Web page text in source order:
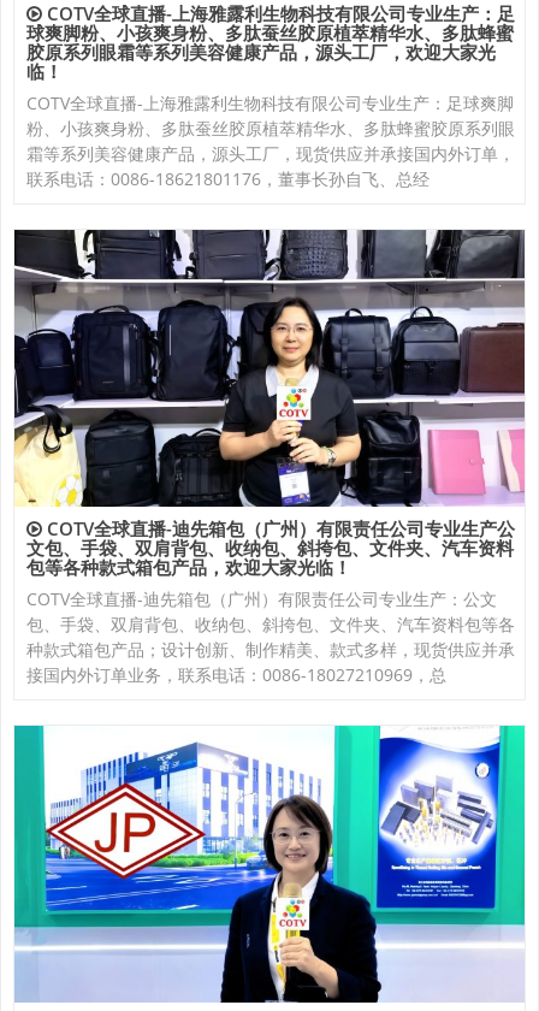
COTV全球直播-上海雅露利生物科技有限公司专业生产：足
球爽脚粉、小孩爽身粉、多肽蚕丝胶原植萃精华水、多肽蜂蜜
胶原系列眼霜等系列美容健康产品，源头工厂，欢迎大家光
临！
COTV全球直播-上海雅露利生物科技有限公司专业生产：足球爽脚
粉、小孩爽身粉、多肽蚕丝胶原植萃精华水、多肽蜂蜜胶原系列眼
霜等系列美容健康产品，源头工厂，现货供应并承接国内外订单，
联系电话：0086-18621801176，董事长孙自飞、总经
COTV全球直播-迪先箱包（广州）有限责任公司专业生产公
文包、手袋、双肩背包、收纳包、斜挎包、文件夹、汽车资料
包等各种款式箱包产品，欢迎大家光临！
COTV全球直播-迪先箱包（广州）有限责任公司专业生产：公文
包、手袋、双肩背包、收纳包、斜挎包、文件夹、汽车资料包等各
种款式箱包产品；设计创新、制作精美、款式多样，现货供应并承
接国内外订单业务，联系电话：0086-18027210969，总